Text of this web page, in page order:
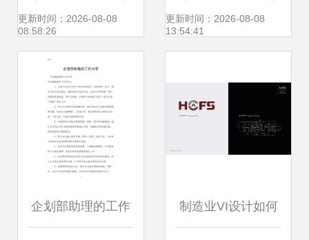
划与品牌推广的关
更新时间：2026-08-08
08:58:26
铁集团品牌形象新
更新时间：2026-08-08
13:54:41
企划部助理的工作 制造业VI设计如何